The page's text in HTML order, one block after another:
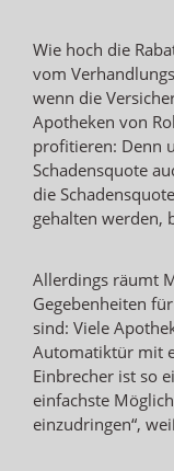
Wie hoch die
vom
wenn die
Apotheken von
profitieren: Denn
Schadensquote
die
gehalten werden,
Allerdings räumt
Gegebenheiten
sind: Viele
Automatiktür mit
Einbrecher ist so
einfachste
einzudringen“,